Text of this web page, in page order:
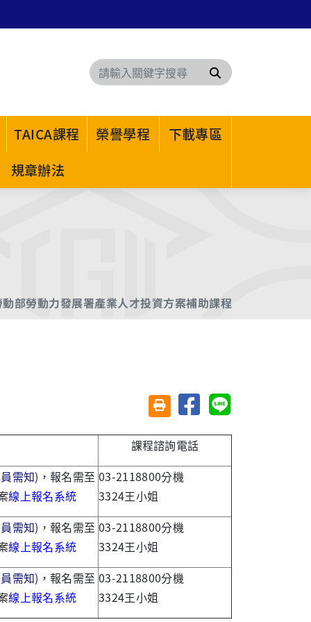
搜尋
TAICA課程 榮譽學程
下載專區
規章辦法
動部勞動力發展署產業人才投資方案補助課程
友善列印(另開視窗)
分享至臉書分享至 Line
課程諮詢電話
需知)，報名需至
線上報名系統
03-2118800分機
3324王小姐
需知)，報名需至
線上報名系統
03-2118800分機
3324王小姐
需知)，報名需至
線上報名系統
03-2118800分機
3324王小姐